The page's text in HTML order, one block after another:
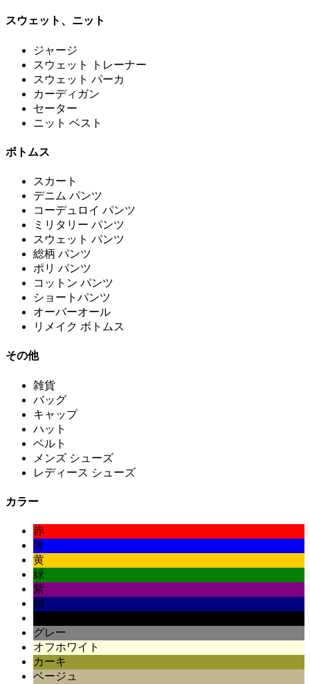
スウェット、ニット
ジャージ
スウェット トレーナー
スウェット パーカ
カーディガン
セーター
ニット ベスト
ボトムス
スカート
デニム パンツ
コーデュロイ パンツ
ミリタリー パンツ
スウェット パンツ
総柄 パンツ
ポリ パンツ
コットン パンツ
ショートパンツ
オーバーオール
リメイク ボトムス
その他
雑貨
バッグ
キャップ
ハット
ベルト
メンズ シューズ
レディース シューズ
カラー
赤
青
黄
緑
紫
紺
グレー
オフホワイト
カーキ
ベージュ